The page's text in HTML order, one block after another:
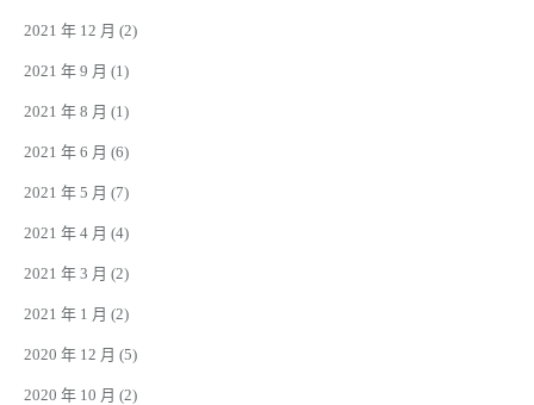
2021 年 12 月 (2)
2021 年 9 月 (1)
2021 年 8 月 (1)
2021 年 6 月 (6)
2021 年 5 月 (7)
2021 年 4 月 (4)
2021 年 3 月 (2)
2021 年 1 月 (2)
2020 年 12 月 (5)
2020 年 10 月 (2)